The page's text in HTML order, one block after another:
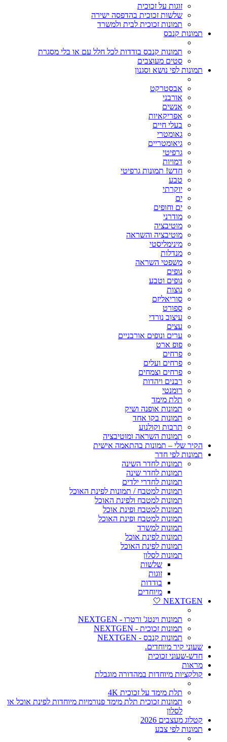
זוגות על זכוכית
שלשות זכוכית בהדפסה ישירה
תמונות זכוכית לבית ולמשרד
תמונות קנבס
תמונות קנבס בודדות לכל חלל עם או בלי מסגרת
סטים מעוצבים
תמונות לפי נושא וסגנון
אבסטרקט
אורבני
אנשים
אפריקאיות
בעלי חיים
גאומטרי
גיאומטריים
גרפיטי
דמויות
חדש! תמונות גרפיטי
טבע
יוקרתי
ים
ים וחופים
מודרני
מוטיבציה
מוטיבציה והשראה
מינימליסטי
מנדלות
משפטי השראה
נופים
נופים וטבע
נוצות
סוריאליזם
ספורט
עיצוב נורדי
עצים
ערים ונופים אורבניים
פופ ארט
פרחים
פרחים ועלים
פרחים וצמחים
רבנים ויהדות
רומנטי
תלת מימד
תמונות אופנה ושיק
תמונות בקו אחד
תרבות וקולנוע
תמונות השראה ומוטיבציה
הקיר שלי – תמונות בהתאמה אישית
תמונות לפי חדר
תמונות לחדר השינה
תמונות לחדר שינה
תמונות לחדרי ילדים
תמונות למטבח / תמונות לפינת האוכל
תמונות למטבח ולפינת האוכל
תמונות למטבח ופינת אוכל
תמונות למטבח ופינת האוכל
תמונות למשרד
תמונות לפינת אוכל
תמונות לפינת האוכל
תמונות לסלון
שלשות
זוגות
בודדות
מיוחדים
NEXTGEN 🤍
תמונות וינטג' ורטרו - NEXTGEN
תמונות זכוכית - NEXTGEN
תמונות קנבס - NEXTGEN
שעוני קיר מיוחדים.
חדש-שעוני זכוכית
מראות
קולקציות מיוחדות במהדורה מוגבלת
תלת מימד על זכוכית 4K
תמונות זכוכית תלת מימד פנורמיות מיוחדות לפינת אוכל או
לסלון
קטלוג מעצבים 2026
תמונות לפי צבע